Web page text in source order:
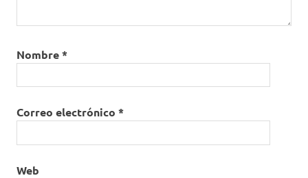
Nombre*
Correo electrónico *
Web